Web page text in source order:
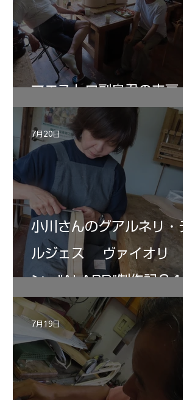
マエストロ副島君の来房
小川さんのグアルネリ・デ
ルジェス ヴァイオリ
ン ”ALARD"制作記３4
7月20日
7月19日